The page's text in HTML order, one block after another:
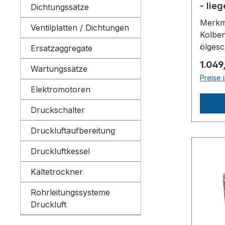
Dichtungssätze
Ventilplatten / Dichtungen
Ersatzaggregate
Wartungssätze
Elektromotoren
Druckschalter
Druckluftaufbereitung
Druckluftkessel
Kältetrockner
Rohrleitungssysteme
Druckluft
-
1 Stufen Reihen-
(L):
Preise